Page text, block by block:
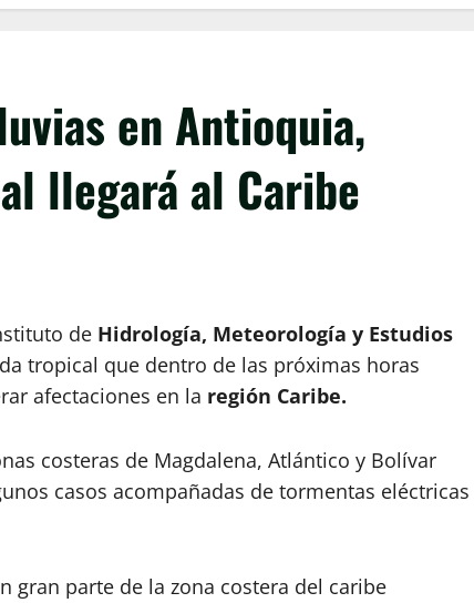
en Antioquia,
llegará al Caribe
de Hidrología, Meteorología y Estudios
tropical que dentro de las próximas horas
afectaciones en la región Caribe.
costeras de Magdalena, Atlántico y Bolívar
casos acompañadas de tormentas eléctricas
gran parte de la zona costera del caribe